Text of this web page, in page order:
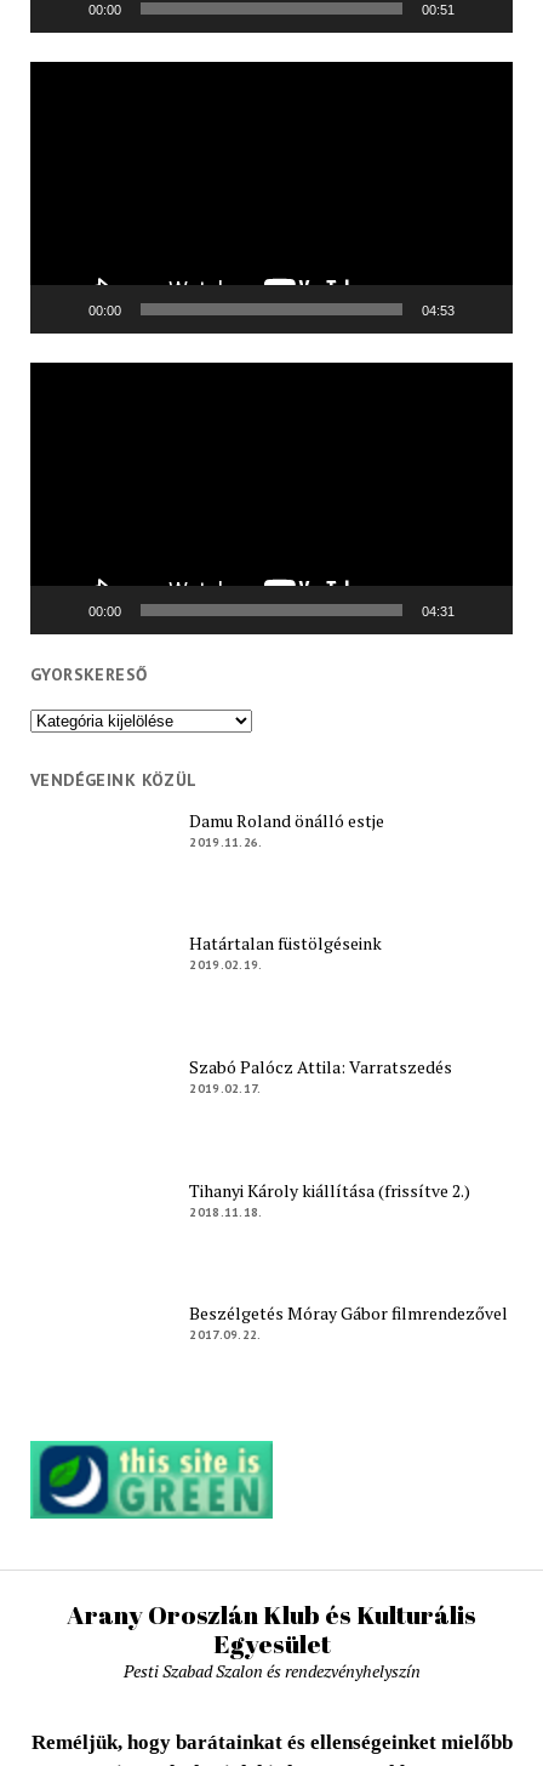
00:00 00:51
00:00 04:53
00:00 04:31
GYORSKERESŐ
Gyorskereső
VENDÉGEINK KÖZÜL
Damu Roland önálló estje
2019.11.26.
Határtalan füstölgéseink
2019.02.19.
Szabó Palócz Attila: Varratszedés
2019.02.17.
Tihanyi Károly kiállítása (frissítve 2.)
2018.11.18.
Beszélgetés Móray Gábor filmrendezővel
2017.09.22.
Arany Oroszlán Klub és Kulturális
Egyesület
Pesti Szabad Szalon és rendezvényhelyszín
Reméljük, hogy barátainkat és ellenségeinket mielőbb